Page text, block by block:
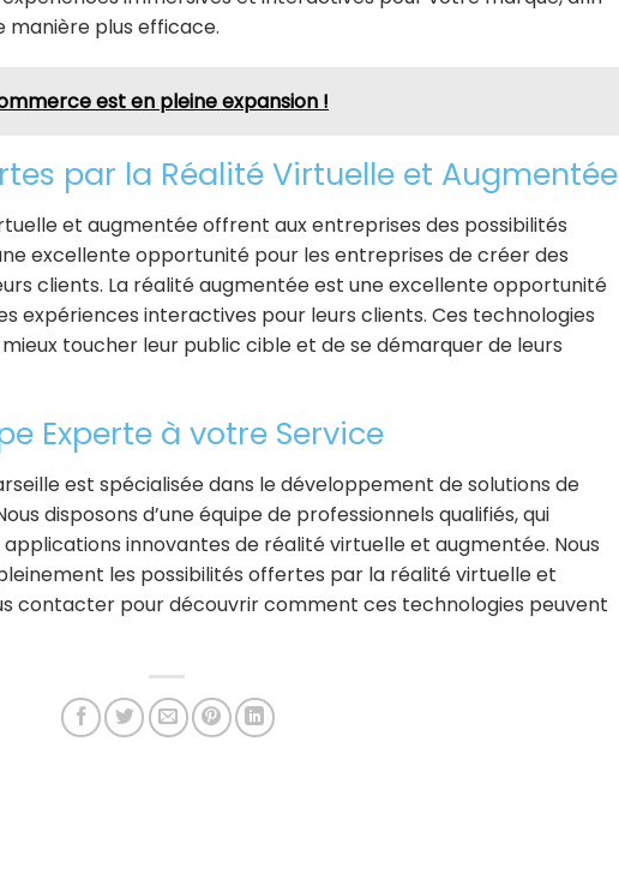
plus efficace.
est en pleine expansion !
par la Réalité Virtuelle et Augmentée
et augmentée offrent aux entreprises des possibilités
excellente opportunité pour les entreprises de créer des
clients. La réalité augmentée est une excellente opportunité
expériences interactives pour leurs clients. Ces technologies
toucher leur public cible et de se démarquer de leurs
Experte à votre Service
est spécialisée dans le développement de solutions de
disposons d’une équipe de professionnels qualifiés, qui
innovantes de réalité virtuelle et augmentée. Nous
les possibilités offertes par la réalité virtuelle et
contacter pour découvrir comment ces technologies peuvent